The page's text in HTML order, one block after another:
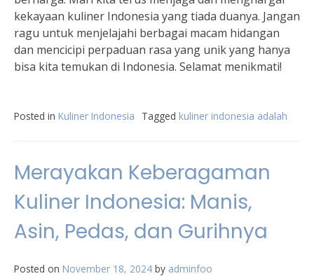
kekayaan kuliner Indonesia yang tiada duanya. Jangan
ragu untuk menjelajahi berbagai macam hidangan
dan mencicipi perpaduan rasa yang unik yang hanya
bisa kita temukan di Indonesia. Selamat menikmati!
Posted in Kuliner Indonesia Tagged kuliner indonesia adalah
Merayakan Keberagaman
Kuliner Indonesia: Manis,
Asin, Pedas, dan Gurihnya
Posted on November 18, 2024 by adminfoo